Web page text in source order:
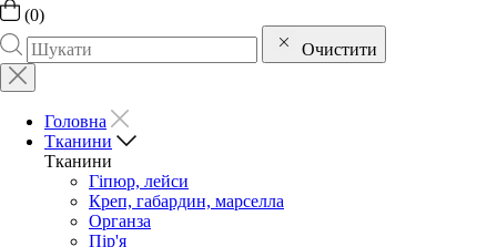
(0)
Очистити
Головна
Тканини
Тканини
Гіпюр, лейси
Креп, габардин, марселла
Органза
Пір'я